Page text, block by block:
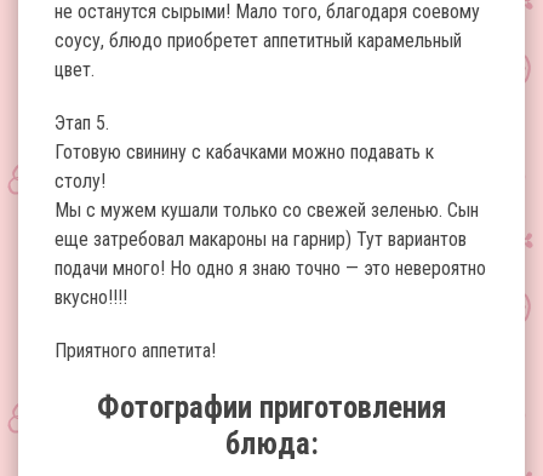
не останутся сырыми! Мало того, благодаря соевому
соусу, блюдо приобретет аппетитный карамельный
цвет.
Этап 5.
Готовую свинину с кабачками можно подавать к
столу!
Мы с мужем кушали только со свежей зеленью. Сын
еще затребовал макароны на гарнир) Тут вариантов
подачи много! Но одно я знаю точно — это невероятно
вкусно!!!!
Приятного аппетита!
Фотографии приготовления
блюда: